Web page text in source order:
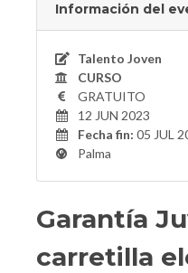
Información del
Talento Joven
CURSO
GRATUITO
12 JUN 2023
Fecha fin: 05 JUL
Palma
Garantía
carretilla